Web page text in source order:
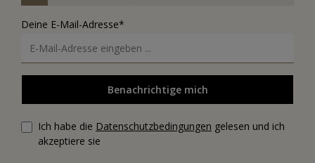
Deine E-Mail-Adresse*
Benachrichtige mich
Ich habe die Datenschutzbedingungen gelesen und ich
akzeptiere sie